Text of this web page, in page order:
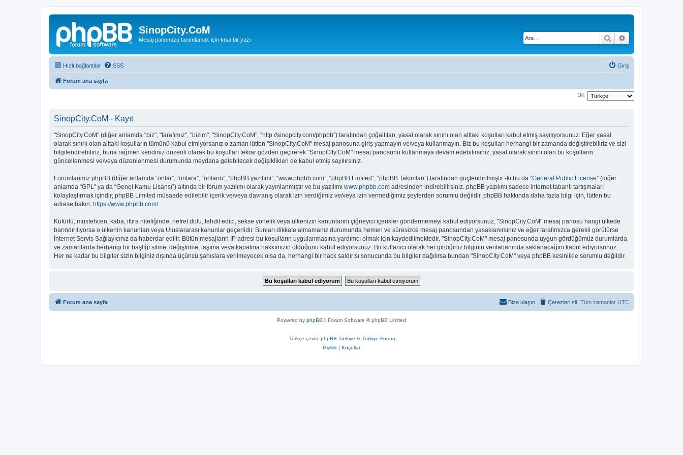
SinopCity.CoM
Mesaj panonuzu tanımlamak için kısa bir yazı Ara
Hızlı bağlantılar SSS Giriş
Forum ana sayfa
Dil:
SinopCity.CoM - Kayıt
"SinopCity.CoM" (diğer anlamda "biz", "tarafımız", "bizim", "SinopCity.CoM", "http://sinopcity.com/phpbb") tarafından çoğaltılan, yasal olarak sınırlı olan alttaki koşulları kabul etmiş sayılıyorsunuz. Eğer yasal
olarak sınırlı olan alttaki koşulların tümünü kabul etmiyorsanız o zaman lütfen "SinopCity.CoM" mesaj panosuna giriş yapmayın ve/veya kullanmayın. Biz bu koşulları herhangi bir zamanda değiştirebiliriz ve sizi
bilgilendirebiliriz, buna rağmen kendiniz düzenli olarak bu koşulları tekrar gözden geçirerek "SinopCity.CoM" mesaj panosunu kullanmaya devam edebilirsiniz, yasal olarak sınırlı olan bu koşulların
güncellenmesi ve/veya düzenlenmesi durumunda meydana gelebilecek değişiklikleri de kabul etmiş sayılırsınız.
Forumlarımız phpBB (diğer anlamda “onlar”, “onlara”, “onların”, “phpBB yazılımı”, “www.phpbb.com”, “phpBB Limited”, “phpBB Takımları”) tarafından güçlendirilmiştir -ki bu da “General Public License” (diğer
anlamda “GPL” ya da “Genel Kamu Lisansı”) altında bir forum yazılımı olarak yayınlanmıştır ve bu yazılımı www.phpbb.com adresinden indirebilirsiniz. phpBB yazılımı sadece internet tabanlı tartışmaları
kolaylaştırmak içindir; phpBB Limited müsaade edilebilir içerik ve/veya davranış olarak izin verdiğimiz ve/veya izin vermediğimiz şeylerden sorumlu değildir. phpBB hakkında daha fazla bilgi için, lütfen bu
adrese bakın: https://www.phpbb.com/.
Küfürlü, müstehcen, kaba, iftira niteliğinde, nefret dolu, tehdit edici, sekse yönelik veya ülkenizin kanunlarını çiğneyici içerikler göndermemeyi kabul ediyorsunuz, "SinopCity.CoM" mesaj panosu hangi ülkede
barındırılıyorsa o ülkenin kanunları veya Uluslararası kanunlar geçerlidir. Bunları dikkate almamanız durumunda hemen ve süresizce mesaj panosundan yasaklanırsınız ve eğer tarafımızca gerekli görülürse
İnternet Servis Sağlayıcınız da haberdar edilir. Bütün mesajların IP adresi bu koşulların uygulanmasına yardımcı olmak için kaydedilmektedir. "SinopCity.CoM" mesaj panosunda uygun gördüğümüz durumlarda
ve zamanlarda herhangi bir başlığı silme, değiştirme, taşıma veya kapatma hakkımızın olduğunu kabul ediyorsunuz. Bir kullanıcı olarak her girdiğiniz bilginin veritabanında saklanacağını kabul ediyorsunuz.
Her ne kadar bu bilgiler sizin bilginiz dışında üçüncü şahıslara verilmeyecek olsa da, herhangi bir hack saldırısı sonucunda bu bilgiler dağılırsa bundan "SinopCity.CoM" veya phpBB kesinlikle sorumlu değildir.
Forum ana sayfa Tüm zamanlar UTC
Çerezleri sil
Bize ulaşın
Powered by phpBB® Forum Software © phpBB Limited
Türkçe çeviri: phpBB Türkiye & Türkiye Forum
Gizlilik | Koşullar